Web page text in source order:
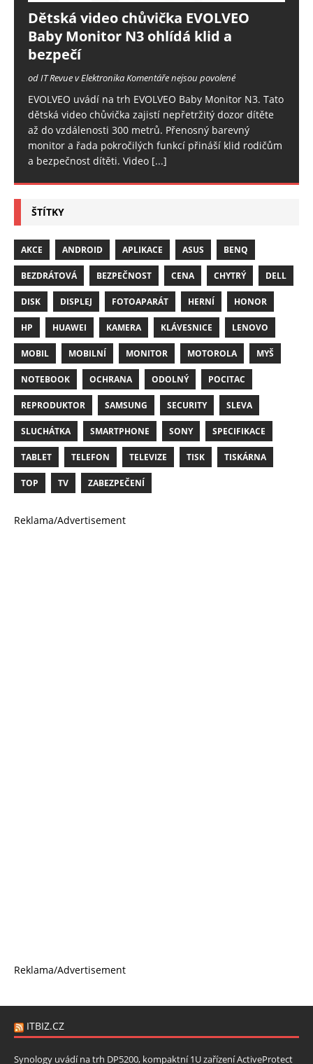
Dětská video chůvička EVOLVEO
Baby Monitor N3 ohlídá klid a
bezpečí
od IT Revue v ElektronikaKomentáře nejsou povolené
EVOLVEO uvádí na trh EVOLVEO Baby Monitor N3. Tato
dětská video chůvička zajistí nepřetržitý dozor dítěte
až do vzdálenosti 300 metrů. Přenosný barevný
monitor a řada pokročilých funkcí přináší klid rodičům
a bezpečnost dítěti. Video [...]
ŠTÍTKY
AKCE ANDROID APLIKACE ASUS BENQ
BEZDRÁTOVÁ BEZPEČNOST CENA CHYTRÝ DELL
DISK DISPLEJ FOTOAPARÁT HERNÍ HONOR
HP HUAWEI KAMERA KLÁVESNICE LENOVO
MOBIL MOBILNÍ MONITOR MOTOROLA MYŠ
NOTEBOOK OCHRANA ODOLNÝ POCITAC
REPRODUKTOR SAMSUNG SECURITY SLEVA
SLUCHÁTKA SMARTPHONE SONY SPECIFIKACE
TABLET TELEFON TELEVIZE TISK TISKÁRNA
TOP TV ZABEZPEČENÍ
Reklama/Advertisement
Reklama/Advertisement
ITBIZ.CZ
Synology uvádí na trh DP5200, kompaktní 1U zařízení ActiveProtect